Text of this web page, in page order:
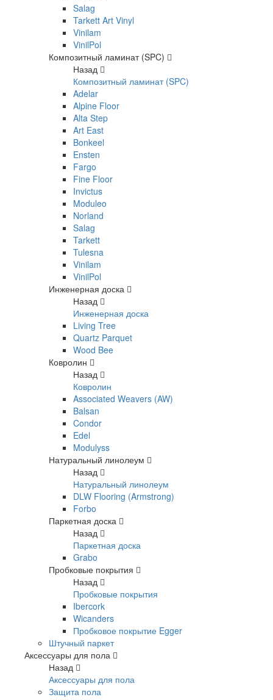
Salag
Tarkett Art Vinyl
Vinilam
VinilPol
Композитный ламинат (SPC)
Назад
Композитный ламинат (SPC)
Adelar
Alpine Floor
Alta Step
Art East
Bonkeel
Ensten
Fargo
Fine Floor
Invictus
Moduleo
Norland
Salag
Tarkett
Tulesna
Vinilam
VinilPol
Инженерная доска
Назад
Инженерная доска
Living Tree
Quartz Parquet
Wood Bee
Ковролин
Назад
Ковролин
Associated Weavers (AW)
Balsan
Condor
Edel
Modulyss
Натуральный линолеум
Назад
Натуральный линолеум
DLW Flooring (Armstrong)
Forbo
Паркетная доска
Назад
Паркетная доска
Grabo
Пробковые покрытия
Назад
Пробковые покрытия
Ibercork
Wicanders
Пробковое покрытие Egger
Штучный паркет
Аксессуары для пола
Назад
Аксессуары для пола
Защита пола